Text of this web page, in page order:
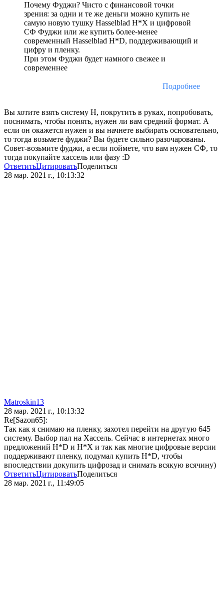
Почему Фуджи? Чисто с финансовой точки
зрения: за одни и те же деньги можно купить не
самую новую тушку Hasselblad H*X и цифровой
СФ Фуджи или же купить более-менее
современный Hasselblad H*D, поддерживающий и
цифру и пленку.
При этом Фуджи будет намного свежее и
современнее
Подробнее
Вы хотите взять систему Н, покрутить в руках, попробовать,
поснимать, чтобы понять, нужен ли вам средний формат. А
если он окажется нужен и вы начнете выбирать основательно,
то тогда возьмете фуджи? Вы будете сильно разочарованы.
Совет-возьмите фуджи, а если поймете, что вам нужен СФ, то
тогда покупайте хассель или фазу :D
ОтветитьЦитироватьПоделиться
28 мар. 2021 г., 10:13:32
Matroskin13
28 мар. 2021 г., 10:13:32
Re[Sazon65]:
Так как я снимаю на пленку, захотел перейти на другую 645
систему. Выбор пал на Хассель. Сейчас в интернетах много
предложений H*D и H*X и так как многие цифровые версии
поддерживают пленку, подумал купить H*D, чтобы
впоследствии докупить цифрозад и снимать всякую всячину)
ОтветитьЦитироватьПоделиться
28 мар. 2021 г., 11:49:05